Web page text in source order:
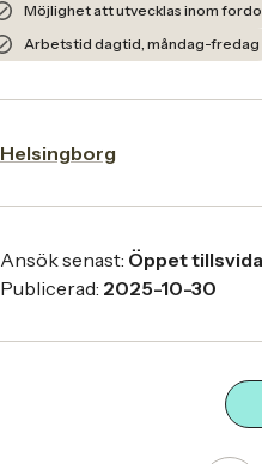
Möjlighet att utvecklas inom
Arbetstid dagtid, måndag-fredag
Helsingborg
Ansök senast: Öppet
Publicerad: 2025-10-30